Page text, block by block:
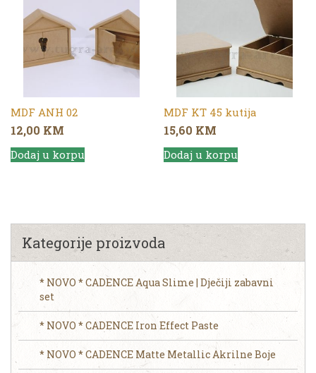
MDF ANH 02
12,00 KM
Dodaj u korpu
MDF KT 45 kutija
15,60 KM
Dodaj u korpu
Kategorije proizvoda
* NOVO * CADENCE Aqua Slime | Dječiji zabavni
set
* NOVO * CADENCE Iron Effect Paste
* NOVO * CADENCE Matte Metallic Akrilne Boje